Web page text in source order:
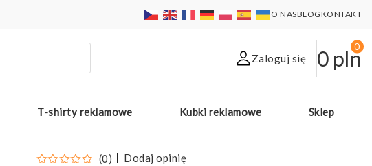
O NASBLOGKONTAKT
Zaloguj się 0 pln
0
T-shirty reklamowe Kubki reklamowe Sklep
(0) Dodaj opinię